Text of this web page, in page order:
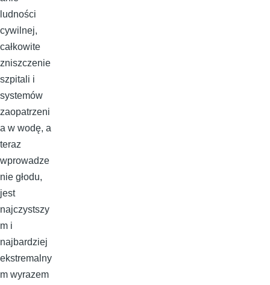
ludności
cywilnej,
całkowite
zniszczenie
szpitali i
systemów
zaopatrzeni
a w wodę, a
teraz
wprowadze
nie głodu,
jest
najczystszy
m i
najbardziej
ekstremalny
m wyrazem